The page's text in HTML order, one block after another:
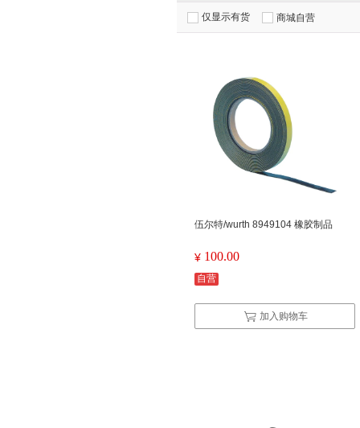
仅显示有货 商城自营
伍尔特/wurth 8949104 橡胶制品
¥ 100.00
自营
加入购物车